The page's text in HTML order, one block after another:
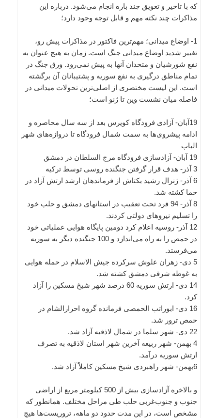
که با تاخیر و تعویق چند باره انجام می‌شود. درباره این
مذاکرات چند نکته مهم و قابل توجه وجود دارد؛
1- اوضاع میدانی؛ مهم‌ترین فاکتور در مذاکرات پیش رو،
تغییر شدید اوضاع میدانی جنگ است. زمان به هیچ عنوان به
نفع شورشیان و متحدان آنها به پیش نمی‌رود. ورق جنگ در
تمام مناطق درگیری به نفع سوریه و پشتیبانان آن برگشته
است. این لیست مختصری از اصلی‌ترین تحولات میدانی در
فاصله میان نشست وین تا ژنو است؛
19آبان- آزادی فرودگاه کویرس بعد از سه سال محاصره و
ادامه پیشروی‌ها به سمت شمال فرودگاه تا دروازه‌های شهر
الباب
19 آبان- آزادسازی فرودگاه مرج السلطان در دمشق
3 آذر- هدف قرار گرفتن جنگنده روسی توسط ترکیه
6 آذر- ژنرال رشید بکتاش از فرماندهان ارشد ارتش آزاد در
حما کشته شد.
8 آذر- 94 فرد تحت تعقیب در استانهای دمشق و حلب خود
را تسلیم نیروهای دولتی کردند.
12 آذر- روسیه اعلام کرد دومین پایگاه هوایی عملیاتی خود
در حمص را به راه می‌اندازد و 100 جنگنده دیگر به سوریه
می‌فرستد.
5 دی- زهران علوش سرکرده جیش الاسلام در حمله هوایی
به غوطه شرقی دمشق کشته شد.
14 دی- ارتش سوریه 60 درصد شهر شیخ مسکین را آزاد
کرد.
16 دی- ابوراتب الحمصی فرمانده گروه احرارالشام در
حمص ترور شد.
22 دی- شهر سلما در شمال لاذقیه آزاد شد.
4 بهمن- شهر ربیعه آخرین شهر استان لاذقیه به تصرف
ارتش سوریه درآمد.
6بهمن- شهر راهبردی شیخ مسکین کاملاً آزاد شد.
و بالاخره آزادسازی بیش از 500 کیلومتر مربع از اراضی
جنوب و جنوب‌غربی حلب طی مراحل مختلف. همانطور که
مشخص است، در این مدت حدود دو ماهه، تروریست‌ها هیچ